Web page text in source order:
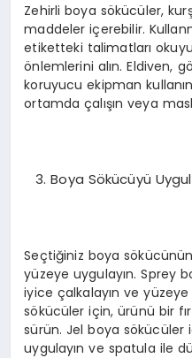
Zehirli boya sökücüler,
maddeler içerebilir.
etiketteki talimatları
önlemlerini alın. Eldiven,
koruyucu ekipman
ortamda çalışın veya
Boya Sökücüyü
Seçtiğiniz boya
yüzeye uygulayın. Sprey
iyice çalkalayın ve
sökücüler için, ürünü bir
sürün. Jel boya sökücüler
uygulayın ve spatula ile